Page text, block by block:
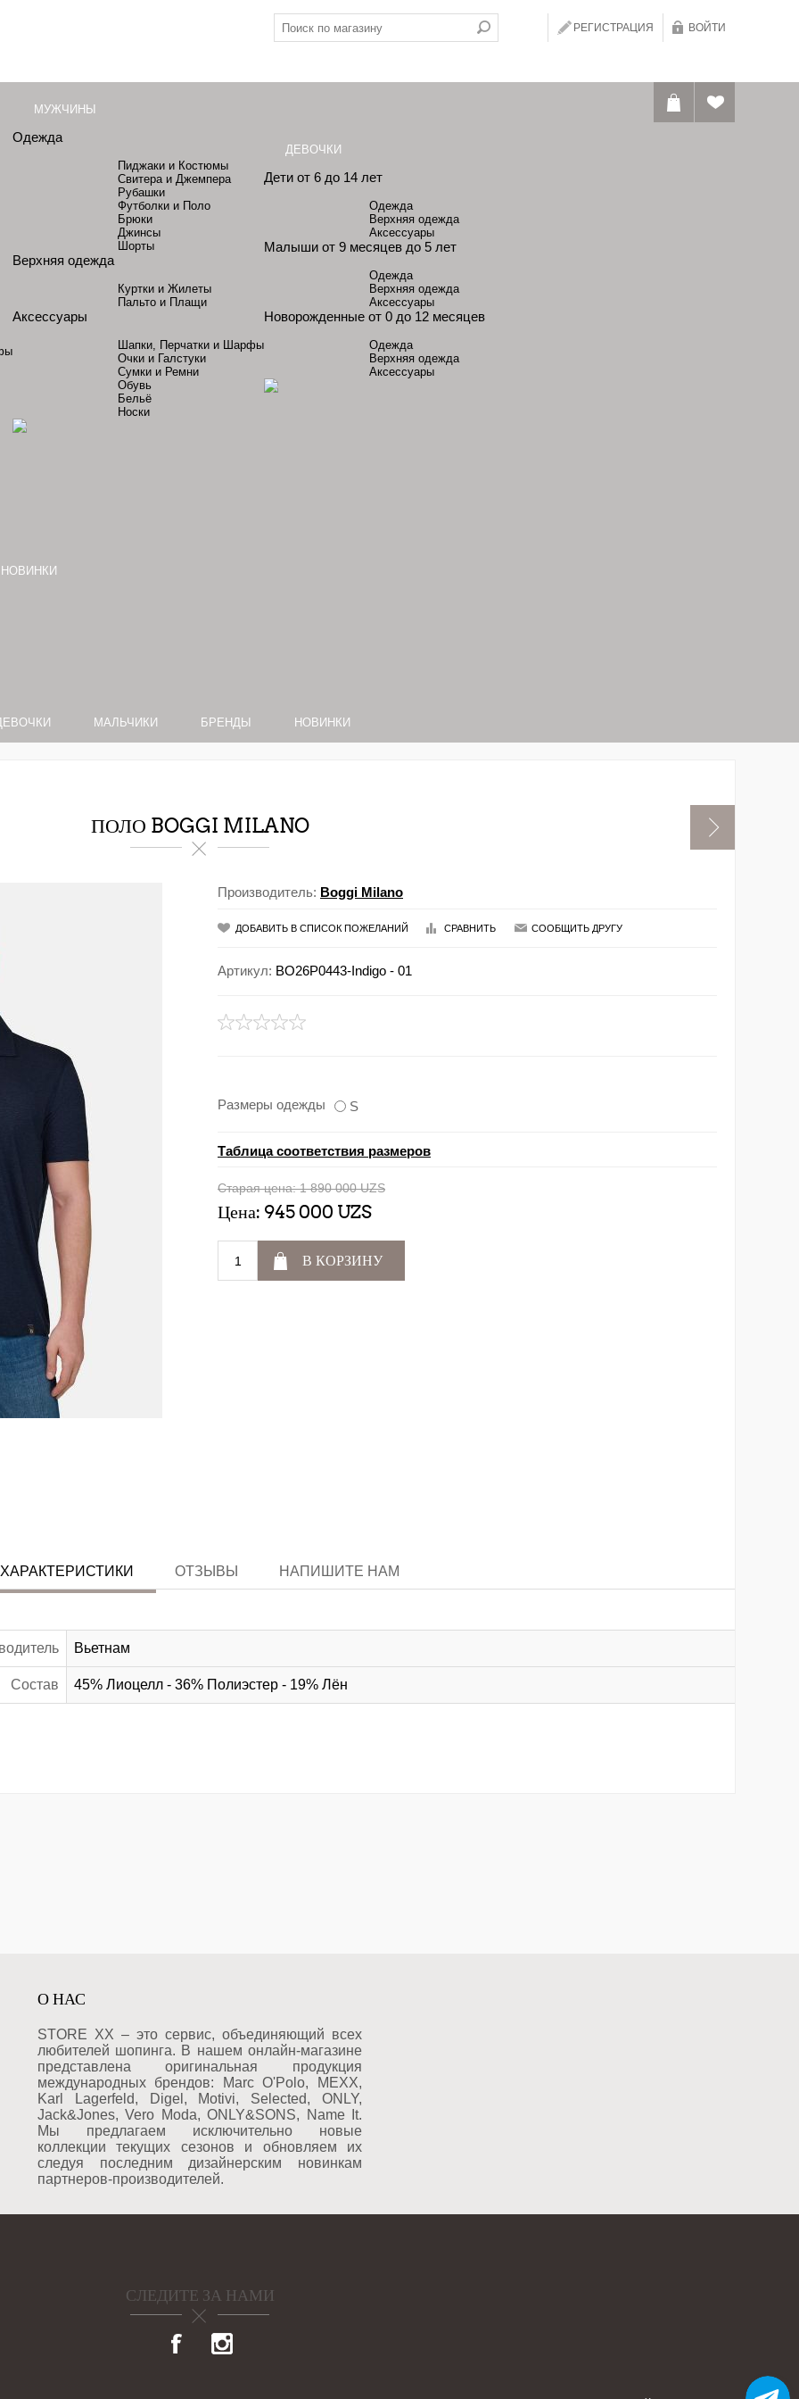
РЕГИСТРАЦИЯ ВОЙТИ
МУЖЧИНЫ
Одежда
Пиджаки и Костюмы
Свитера и Джемпера
Рубашки
Футболки и Поло
Брюки
Джинсы
Шорты
Верхняя одежда
Куртки и Жилеты
Пальто и Плащи
Аксессуары
Шапки, Перчатки и Шарфы
Очки и Галстуки
Сумки и Ремни
Обувь
Бельё
Носки
ДЕВОЧКИ
Дети от 6 до 14 лет
Одежда
Верхняя одежда
Аксессуары
Малыши от 9 месяцев до 5 лет
Одежда
Верхняя одежда
Аксессуары
Новорожденные от 0 до 12 месяцев
Одежда
Верхняя одежда
Аксессуары
НОВИНКИ
МАЛЬЧИКИ БРЕНДЫ НОВИНКИ
ПОЛО BOGGI MILANO
Производитель: Boggi Milano
ДОБАВИТЬ В СПИСОК ПОЖЕЛАНИЙ СРАВНИТЬ СООБЩИТЬ ДРУГУ
Артикул: BO26P0443-Indigo - 01
Размеры одежды S
Таблица соответствия размеров
Старая цена: 1 890 000 UZS
Цена: 945 000 UZS
В КОРЗИНУ
ХАРАКТЕРИСТИКИ ОТЗЫВЫ НАПИШИТЕ НАМ
Вьетнам
Состав 45% Лиоцелл - 36% Полиэстер - 19% Лён
О НАС
STORE XX – это сервис, объединяющий всех
любителей шопинга. В нашем онлайн-магазине
представлена оригинальная продукция
международных брендов: Marc O'Polo, MEXX,
Karl Lagerfeld, Digel, Motivi, Selected, ONLY,
Jack&Jones, Vero Moda, ONLY&SONS, Name It.
Мы предлагаем исключительно новые
коллекции текущих сезонов и обновляем их
следуя последним дизайнерским новинкам
партнеров-производителей.
СЛЕДИТЕ ЗА НАМИ